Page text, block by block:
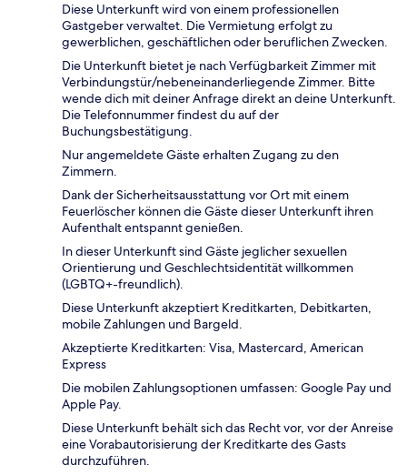
Diese Unterkunft wird von einem professionellen
Gastgeber verwaltet. Die Vermietung erfolgt zu
gewerblichen, geschäftlichen oder beruflichen Zwecken.
Die Unterkunft bietet je nach Verfügbarkeit Zimmer mit
Verbindungstür/nebeneinanderliegende Zimmer. Bitte
wende dich mit deiner Anfrage direkt an deine Unterkunft.
Die Telefonnummer findest du auf der
Buchungsbestätigung.
Nur angemeldete Gäste erhalten Zugang zu den
Zimmern.
Dank der Sicherheitsausstattung vor Ort mit einem
Feuerlöscher können die Gäste dieser Unterkunft ihren
Aufenthalt entspannt genießen.
In dieser Unterkunft sind Gäste jeglicher sexuellen
Orientierung und Geschlechtsidentität willkommen
(LGBTQ+-freundlich).
Diese Unterkunft akzeptiert Kreditkarten, Debitkarten,
mobile Zahlungen und Bargeld.
Akzeptierte Kreditkarten: Visa, Mastercard, American
Express
Die mobilen Zahlungsoptionen umfassen: Google Pay und
Apple Pay.
Diese Unterkunft behält sich das Recht vor, vor der Anreise
eine Vorabautorisierung der Kreditkarte des Gasts
durchzuführen.